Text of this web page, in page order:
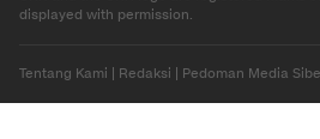
displayed with permission.
Tentang Kami Redaksi Pedoman Media